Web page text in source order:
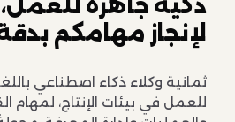
ذكية جاهزة
لإنجاز مهامكم
ثمانية وكلاء ذكاء اصطناعي
للعمل في بيئات الإنتاج، لمهام